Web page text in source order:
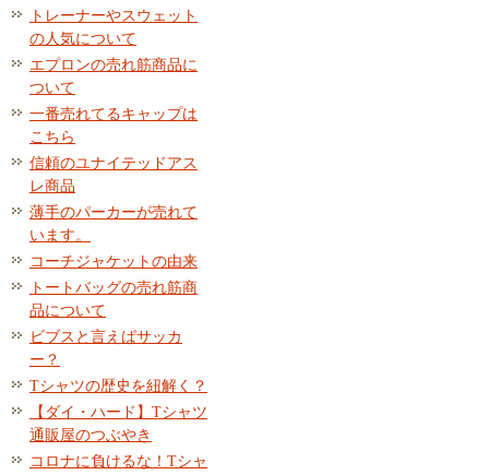
トレーナーやスウェット
の人気について
エプロンの売れ筋商品に
ついて
一番売れてるキャップは
こちら
信頼のユナイテッドアス
レ商品
薄手のパーカーが売れて
います。
コーチジャケットの由来
トートバッグの売れ筋商
品について
ビブスと言えばサッカ
ー？
Tシャツの歴史を紐解く？
【ダイ・ハード】Tシャツ
通販屋のつぶやき
コロナに負けるな！Tシャ